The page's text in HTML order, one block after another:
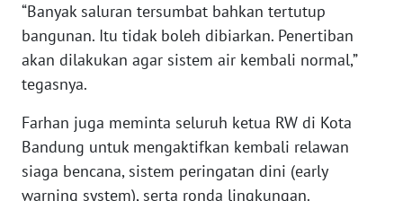
“Banyak saluran tersumbat bahkan tertutup
bangunan. Itu tidak boleh dibiarkan. Penertiban
akan dilakukan agar sistem air kembali normal,”
tegasnya.
Farhan juga meminta seluruh ketua RW di Kota
Bandung untuk mengaktifkan kembali relawan
siaga bencana, sistem peringatan dini (early
warning system), serta ronda lingkungan.
WN
PAPUA
WN
PAPUA
BARAT
RIAU